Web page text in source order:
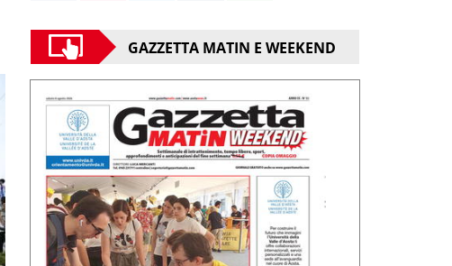
GAZZETTA MATIN E WEEKEND